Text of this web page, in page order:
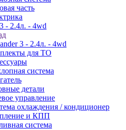
часть
- 2.4л. - 4wd
3 - 2.4л. - 4wd
для ТО
система
детали
управление
охлаждения / кондиционер
и КПП
система